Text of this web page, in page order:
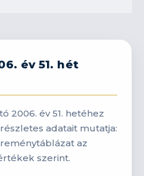
év 51. hét
2006. év 51. hetéhez
adatait mutatja:
az
szerint.